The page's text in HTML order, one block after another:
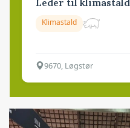
Klimastald
9670, Løgstør